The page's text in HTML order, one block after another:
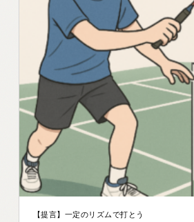
【提言】一定のリズムで打とう